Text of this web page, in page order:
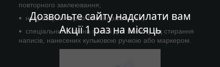
Дозвольте сайту надсилати вам
Акції 1 раз на місяць
повторного заклеювання;
непрозорий чорно-білий поліетилен;
спеціальний шар на пакеті для захисту від стирання
написів, нанесених кульковою ручкою або маркером.